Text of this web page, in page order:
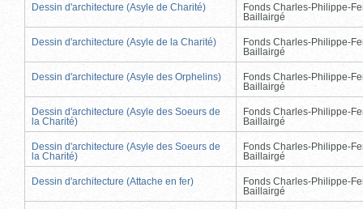
Dessin d'architecture (Asyle de Charité)
Fonds Charles-Philippe-
Baillairgé
Dessin d'architecture (Asyle de la Charité)
Fonds Charles-Philippe-
Baillairgé
Dessin d'architecture (Asyle des Orphelins)
Fonds Charles-Philippe-
Baillairgé
Dessin d'architecture (Asyle des Soeurs de
la Charité)
Fonds Charles-Philippe-
Baillairgé
Dessin d'architecture (Asyle des Soeurs de
la Charité)
Fonds Charles-Philippe-
Baillairgé
Dessin d'architecture (Attache en fer)
Fonds Charles-Philippe-
Baillairgé